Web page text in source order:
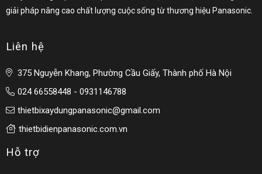
giải pháp nâng cao chất lượng cuộc sống từ thương hiệu Panasonic.
Liên hệ
375 Nguyễn Khang, Phường Cầu Giấy, Thành phố Hà Nội
024 66558448 - 0931146788
thietbixaydungpanasonic@gmail.com
thietbidienpanasonic.com.vn
Hỗ trợ